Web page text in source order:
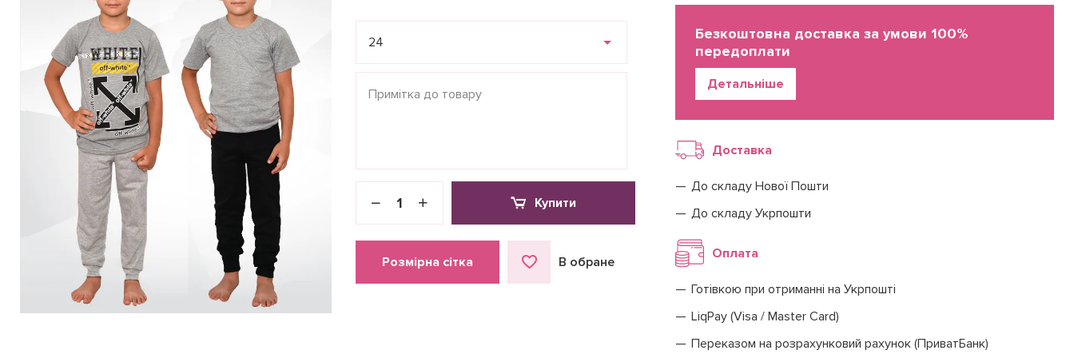
24
Купити
Розмірна сітка В обране
Детальніше
Безкоштовна доставка за умови 100%
передоплати
Доставка
До складу Нової Пошти
До складу Укрпошти
Оплата
Готівкою при отриманні на Укрпошті
LiqPay (Visa / Master Card)
Переказом на розрахунковий рахунок (ПриватБанк)